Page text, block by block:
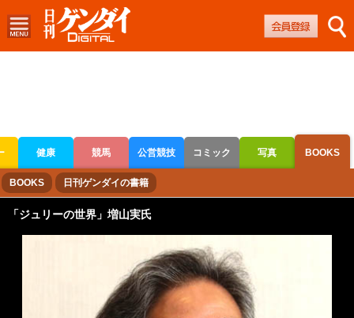
健康 競馬 公営競技 コミック 写真 BOOKS
ボートレース 競輪 オートレース
BOOKS 日刊ゲンダイの書籍
「ジュリーの世界」増山実氏